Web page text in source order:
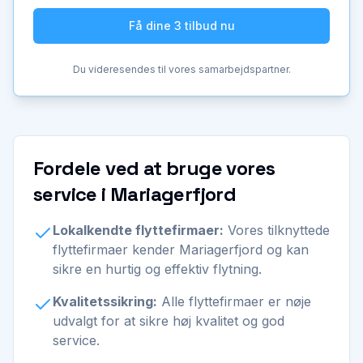
Få dine 3 tilbud nu
Du videresendes til vores samarbejdspartner.
Fordele ved at bruge vores
service i Mariagerfjord
Lokalkendte flyttefirmaer: Vores tilknyttede
flyttefirmaer kender Mariagerfjord og kan
sikre en hurtig og effektiv flytning.
Kvalitetssikring: Alle flyttefirmaer er nøje
udvalgt for at sikre høj kvalitet og god
service.